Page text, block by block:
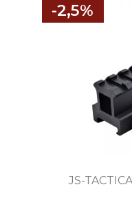
JS-
-2,5%